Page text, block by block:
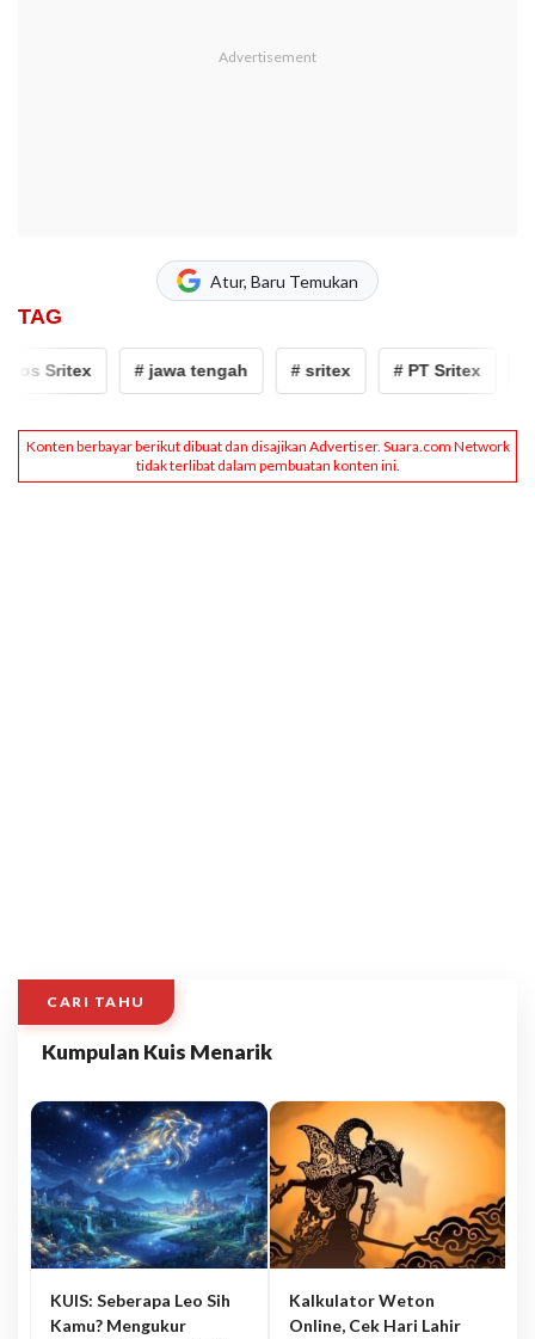
Atur, Baru Temukan
TAG
Sritex # jawa tengah # sritex # PT Sritex
CARI TAHU
Kumpulan Kuis Menarik
KUIS: Seberapa Leo Sih
Kamu? Mengukur
Kalkulator Weton
Online, Cek Hari Lahir